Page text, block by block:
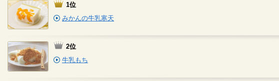
1位
みかんの牛乳寒天
2位
牛乳もち